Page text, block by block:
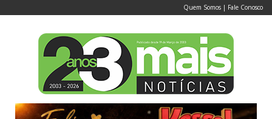
Quem Somos | Fale Conosco